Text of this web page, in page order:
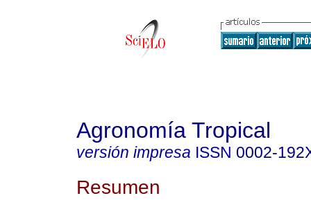
Agronomía Tropical
versión impresa ISSN 0002-
Resumen